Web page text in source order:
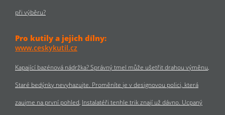
při výběru?
Pro kutily a jejich dílny:
www.ceskykutil.cz
Kapající bazénová nádržka? Správný tmel může ušetřit drahou výměnu
Staré bedýnky nevyhazujte. Proměníte je v designovou polici, která
zaujme na první pohled Instalatéři tenhle trik znají už dávno. Ucpaný